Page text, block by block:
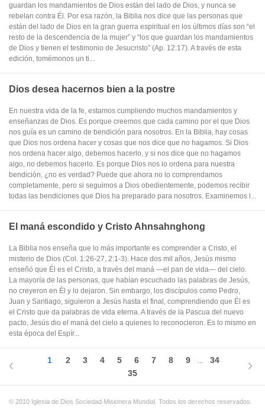
guardan los mandamientos de Dios están del lado de Dios, y nunca se
rebelan contra Él. Por esa razón, la Biblia nos dice que las personas que
están del lado de Dios en la gran guerra espiritual en los últimos días son “el
resto de la descendencia de la mujer” y “los que guardan los mandamientos
de Dios y tienen el testimonio de Jesucristo” (Ap. 12:17). A través de esta
edición, tomémonos un ti...
Dios desea hacernos bien a la postre
En nuestra vida de la fe, estamos cumpliendo muchos mandamientos y
enseñanzas de Dios. Es porque creemos que cada camino por el que Dios
nos guía es un camino de bendición para nosotros. En la Biblia, hay cosas
que Dios nos ordena hacer y cosas que nos dice que no hagamos. Si Dios
nos ordena hacer algo, debemos hacerlo, y si nos dice que no hagamos
algo, no debemos hacerlo. Es porque Dios nos lo ordena para nuestra
bendición, ¿no es verdad? Puede que ahora no lo comprendamos
completamente, pero si seguimos a Dios obedientemente, podemos recibir
todas las bendiciones que Dios ha preparado para nosotros. Examinemos l...
El maná escondido y Cristo Ahnsahnghong
La Biblia nos enseña que lo más importante es comprender a Cristo, el
misterio de Dios (Col. 1:26-27, 2:1-3). Hace dos mil años, Jesús mismo
enseñó que Él es el Cristo, a través del maná —el pan de vida— del cielo.
La mayoría de las personas, que habían escuchado las palabras de Jesús,
no creyeron en Él y lo dejaron. Sin embargo, los discípulos como Pedro,
Juan y Santiago, siguieron a Jesús hasta el final, comprendiendo que Él es
el Cristo que da palabras de vida eterna. A través de la Pascua del nuevo
pacto, Jesús dio el maná del cielo a quienes lo reconocieron. Es lo mismo en
esta época del Espír...
1 2 3 4 5 6 7 8 9
34
35
© 2010 Iglesia de Dios Sociedad Misionera Mundial. Todos los derechos reservados.